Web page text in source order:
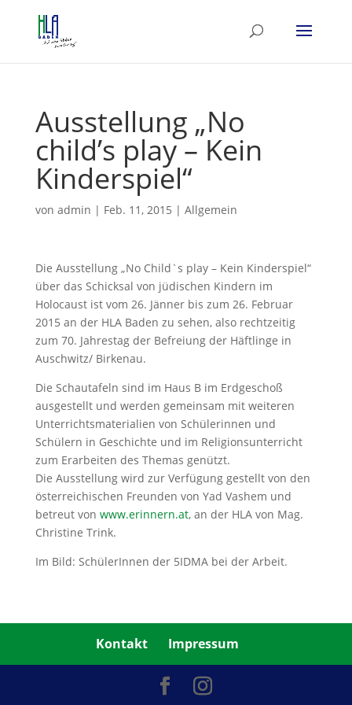
Ausstellung „No
child’s play – Kein
Kinderspiel“
von admin | Feb. 11, 2015 | Allgemein
Die Ausstellung „No Child`s play – Kein Kinderspiel“
über das Schicksal von jüdischen Kindern im
Holocaust ist vom 26. Jänner bis zum 26. Februar
2015 an der HLA Baden zu sehen, also rechtzeitig
zum 70. Jahrestag der Befreiung der Häftlinge in
Auschwitz/ Birkenau.
Die Schautafeln sind im Haus B im Erdgeschoß
ausgestellt und werden gemeinsam mit weiteren
Unterrichtsmaterialien von Schülerinnen und
Schülern in Geschichte und im Religionsunterricht
zum Erarbeiten des Themas genützt.
Die Ausstellung wird zur Verfügung gestellt von den
österreichischen Freunden von Yad Vashem und
betreut von www.erinnern.at, an der HLA von Mag.
Christine Trink.
Im Bild: SchülerInnen der 5IDMA bei der Arbeit.
Kontakt Impressum